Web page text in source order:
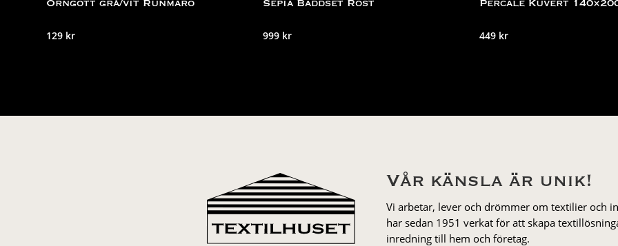
Örngott grå/vit Runmarö
129 kr
Sepia Bäddset Rost
999 kr
Percale Kuvert
449 kr
Vår känsla är unik!
Vi arbetar, lever och drömmer om textilier och
har sedan 1951 verkat för att skapa
inredning till hem och företag.